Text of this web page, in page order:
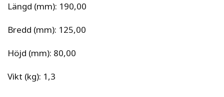
Längd (mm): 190,00
Bredd (mm): 125,00
Höjd (mm): 80,00
Vikt (kg): 1,3